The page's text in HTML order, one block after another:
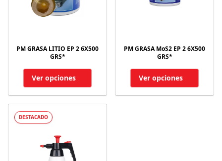
PM GRASA LITIO EP 2 6X500
GRS*
Ver opciones
PM GRASA MoS2 EP 2 6X500
GRS*
Ver opciones
DESTACADO